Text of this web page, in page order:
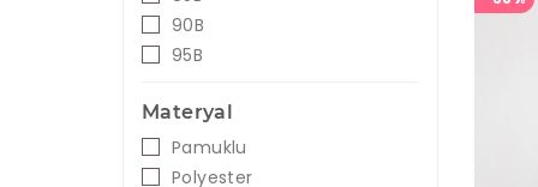
Vizon
Siyah
90B
95B
Materyal
Pamuklu
Polyester